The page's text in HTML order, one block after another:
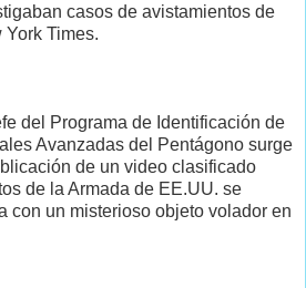
casos de avistamientos de
York Times.
del Programa de Identificación de
Avanzadas del Pentágono surge
de un video clasificado
de la Armada de EE.UU. se
con un misterioso objeto volador en